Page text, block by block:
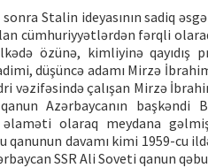
Stalin ideyasının sadiq
cümhuriyyətlərdən fərqli
özünə, kimliyinə qayıdış
düşüncə adamı Mirzə
vəzifəsində çalışan Mirzə
Azərbaycanın başkəndi
olaraq meydana
qanunun davamı kimi 1959-cu
SSR Ali Soveti qanun